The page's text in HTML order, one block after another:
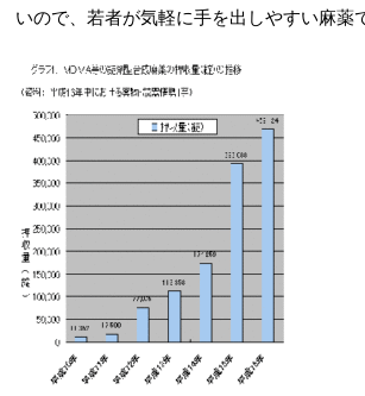
いので、若者が気軽に手を出しやすい麻薬